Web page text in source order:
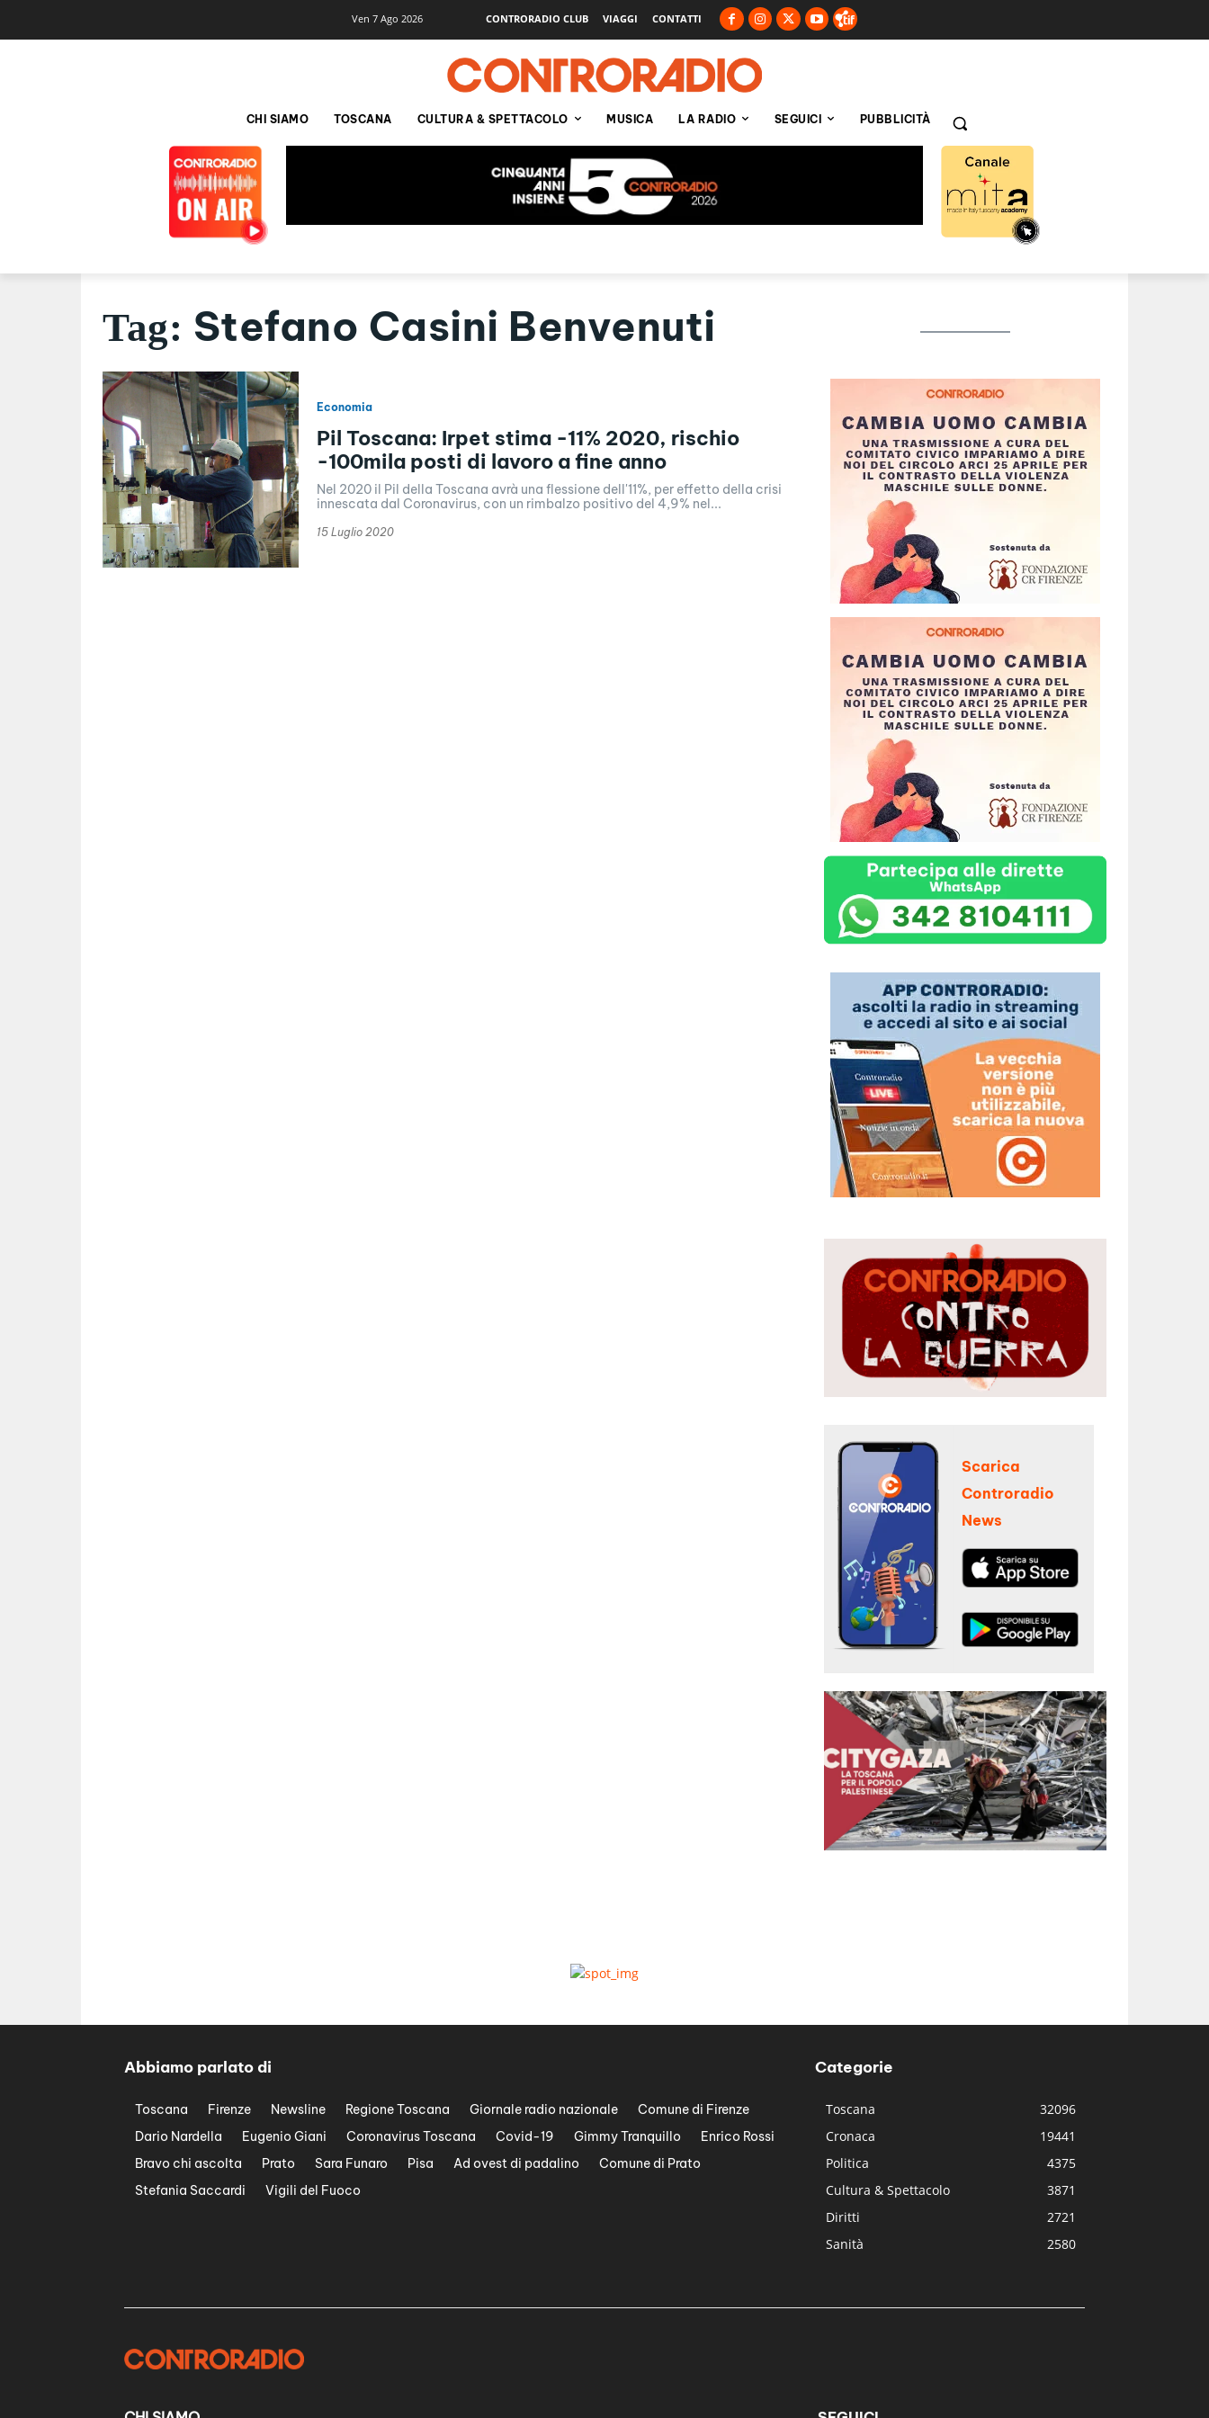
Ven 7 Ago 2026 CONTRORADIO CLUB VIAGGI CONTATTI
CHI SIAMO TOSCANA CULTURA & SPETTACOLO MUSICA LA RADIO SEGUICI PUBBLICITÀ
Tag: Stefano Casini Benvenuti
Economia
Pil Toscana: Irpet stima -11% 2020, rischio
-100mila posti di lavoro a fine anno
Nel 2020 il Pil della Toscana avrà una flessione dell'11%, per effetto della crisi
innescata dal Coronavirus, con un rimbalzo positivo del 4,9% nel...
15 Luglio 2020
Scarica
Controradio
News
Abbiamo parlato di
Toscana Firenze Newsline Regione Toscana Giornale radio nazionale
Comune di Firenze
Dario Nardella
Eugenio Giani Coronavirus Toscana Covid-19 Gimmy Tranquillo
Enrico Rossi
Bravo chi ascolta
Prato Sara Funaro Pisa Ad ovest di padalino
Comune di Prato
Stefania Saccardi
Vigili del Fuoco
Categorie
Toscana
32096
Cronaca
19441
Politica
4375
Cultura & Spettacolo
3871
Diritti
2721
Sanità
2580